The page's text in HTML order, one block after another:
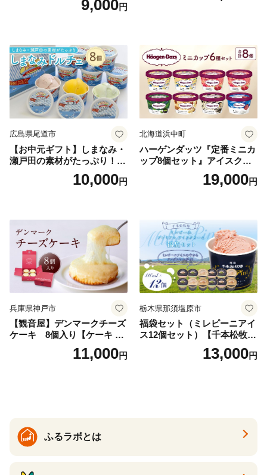
9,000円
広島県尾道市
【お中元ギフト】しまなみ・
瀬戸田の素材がたっぷり！ジ
10,000円
北海道浜中町
ハーゲンダッツ『定番ミニカ
ップ8個セット』アイスクリ
ーム アイス スイーツ デザー
19,000円
兵庫県神戸市
【観音屋】デンマークチーズ
ケーキ 8個入り【ケーキ チ
ーズケーキ 人気スイーツ お
すすめスイーツ 神戸スイー
11,000円
栃木県那須塩原市
福袋セット（ミレピーニアイ
ス12個セット）【千本松牧
場】 ns025-014-12 【デザー
ト 詰め合わせ ギフト】
13,000円
ふるラボとは